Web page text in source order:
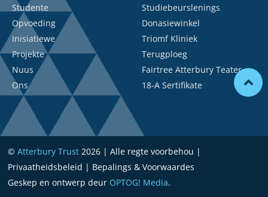
Studente
Opvoeding
Inisiatiewe
Projekte
Nuus
Ons
Studiebeurslenings
Donasiewinkel
Triomf Kliniek
Terugploeg
Fairtree Atterbury Teater
18-A Sertifikate
©Atterbury Trust 2026 | Alle regte voorbehou |
Privaatheidsbeleid | Bepalings & Voorwaardes
Geskep en ontwerp deur OPTOG! Media.